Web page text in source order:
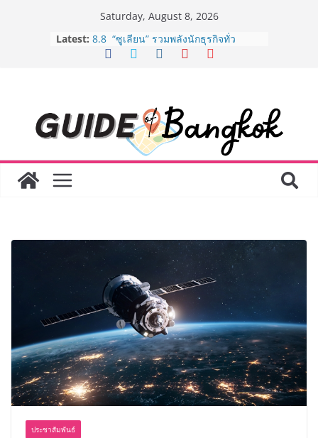
Saturday, August 8, 2026
Latest: 8.8 “ซูเลียน” รวมพลังนักธุรกิจทั่ว
ประเทศ จัดประชุมใหญ่แห่งปี พบ CEO
ยาวนานกว่า 20 ปี ต่อยอดเสิร์ฟความ
อร่อย ยกเมนูระดับตำนาน “ข้าวหน้าไก่
ราชวงศ์” พุ่งทะยานสู่น่านฟ้า
BEDO เดินหน้าจัดกิจกรรมเจรจาธุรกิจ
“BIO TRADE CONNECT 2026” ยก
Lord” เปิดสงครามกิลด์ข้ามประเทศ
ฉลองเซิร์ฟเวอร์ใหม่ เฮเลนา
Guangzhou Yinghao School เผยวิสัย
ทัศน์การศึกษาที่พร้อมรับอนาคต “เราไม่
ได้เตรียมนักเรียนเพียงเพื่อก้าวเข้าสู่
มหาวิทยาลัยเท่านั้น แต่ยังเตรียมพวก
เขาให้พร้อมเป็นผู้กำหนดอนาคต”
ประชาสัมพันธ์